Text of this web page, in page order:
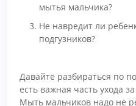
мытья мальчика?
Не навредит ли
подгузников?
Давайте разбираться по
есть важная часть ухода
Мыть мальчиков надо не